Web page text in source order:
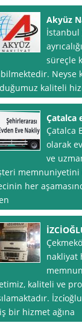
Akyüz
İstanbul
süreçle
Neyse
kaliteli
Çatalca
Çatalca
olarak
ve
memnuniyetini
her
nakliyat
kaliteli ve
bir hizmet ağına